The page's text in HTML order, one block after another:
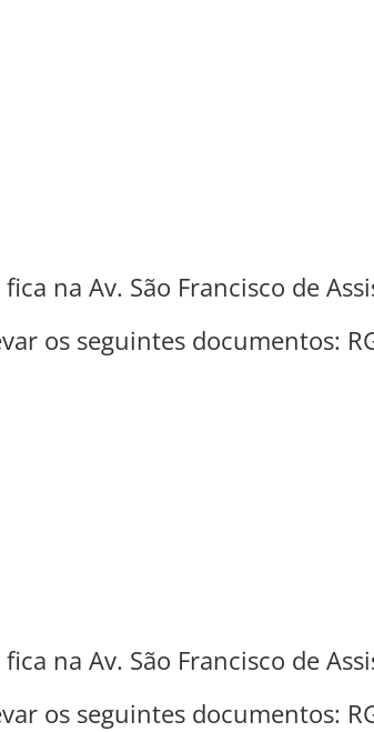
na Av. São Francisco de
os seguintes documentos:
na Av. São Francisco de
os seguintes documentos: